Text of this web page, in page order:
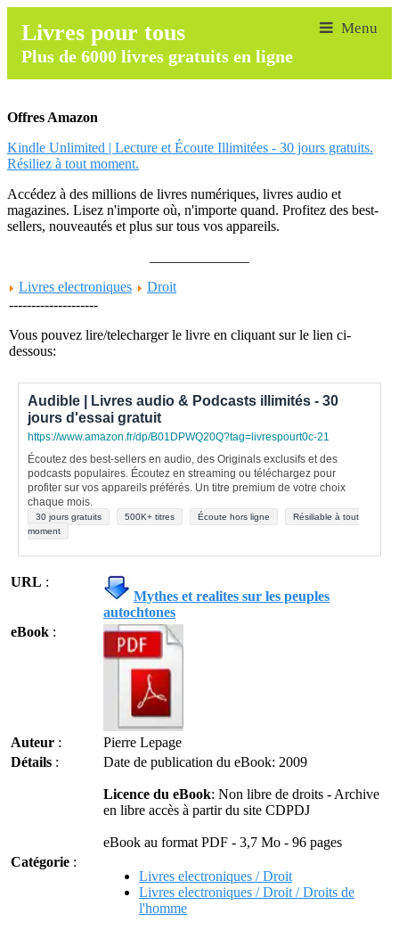
Livres pour tous
Plus de 6000 livres gratuits en ligne
Offres Amazon
Kindle Unlimited | Lecture et Écoute Illimitées - 30 jours gratuits.
Résiliez à tout moment.
Accédez à des millions de livres numériques, livres audio et
magazines. Lisez n'importe où, n'importe quand. Profitez des best-
sellers, nouveautés et plus sur tous vos appareils.
Livres electroniques
Droit
--------------------
Vous pouvez lire/telecharger le livre en cliquant sur le lien ci-
dessous:
Audible | Livres audio & Podcasts illimités - 30
jours d'essai gratuit
https://www.amazon.fr/dp/B01DPWQ20Q?tag=livrespourt0c-21
Écoutez des best-sellers en audio, des Originals exclusifs et des
podcasts populaires. Écoutez en streaming ou téléchargez pour
profiter sur vos appareils préférés. Un titre premium de votre choix
chaque mois.
30 jours gratuits 500K+ titres Écoute hors ligne
Résiliable à tout
moment
URL :
Mythes et realites sur les peuples
autochtones
eBook :
Auteur :
Pierre Lepage
Détails : Date de publication du eBook: 2009
Licence du eBook: Non libre de droits - Archive
en libre accès à partir du site CDPDJ
eBook au format PDF - 3,7 Mo - 96 pages
Catégorie :
Livres electroniques / Droit
Livres electroniques / Droit / Droits de
l'homme